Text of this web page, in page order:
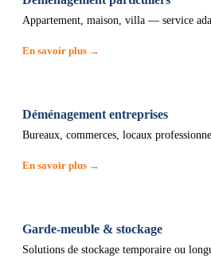
Appartement, maison, villa — service
En savoir plus →
Déménagement entreprises
Bureaux, commerces, locaux
En savoir plus →
Garde-meuble & stockage
Solutions de stockage temporaire ou